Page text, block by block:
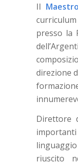
Il
presso la
direzione
Direttore
importanti
riuscito